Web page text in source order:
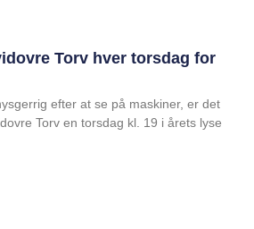
Torv hver torsdag for
efter at se på maskiner, er det
Torv en torsdag kl. 19 i årets lyse